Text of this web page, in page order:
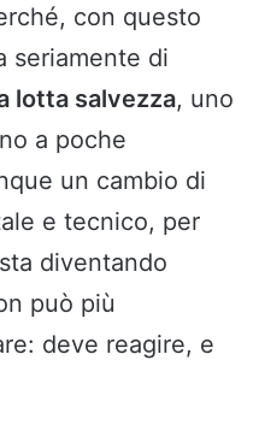
con questo
seriamente di
lotta salvezza, uno
a poche
un cambio di
e tecnico, per
diventando
può più
deve reagire, e